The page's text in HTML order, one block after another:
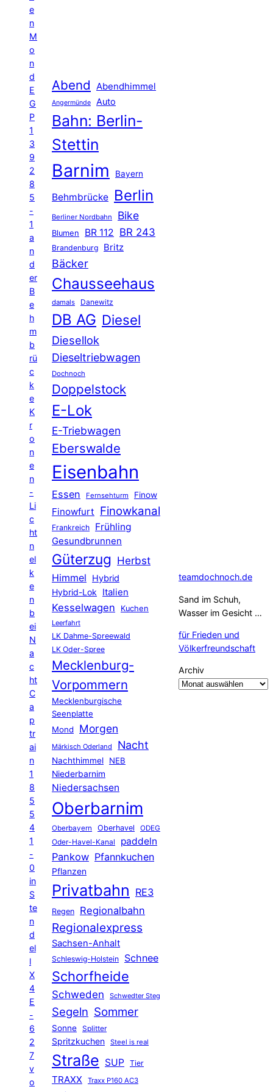
e
n
M
o
n
d
E
G
P
1
3
9
2
8
5
-
1
a
n
d
er
B
e
h
m
b
rü
c
k
e
K
r
o
n
e
n
-
Li
c
ht
n
el
k
e
n
b
ei
N
a
c
ht
C
a
p
tr
ai
n
1
8
5
5
4
1
-
0
in
S
te
n
d
el
l
X
4
E
-
6
2
7
v
o
Abend Abendhimmel
Angermünde Auto
Bahn: Berlin-
Stettin
Barnim Bayern
Behmbrücke Berlin
Berliner Nordbahn Bike
Blumen BR 112 BR 243
Brandenburg Britz
Bäcker
Chausseehaus
damals Danewitz
DB AG Diesel
Diesellok
Dieseltriebwagen
Dochnoch
Doppelstock
E-Lok
E-Triebwagen
Eberswalde
Eisenbahn
Essen Fernsehturm Finow
Finowfurt Finowkanal
Frankreich Frühling
Gesundbrunnen
Güterzug Herbst
Himmel
Hybrid
Hybrid-Lok Italien
Kesselwagen Kuchen
Leerfahrt
LK Dahme-Spreewald
LK Oder-Spree
Mecklenburg-
Vorpommern
Mecklenburgische
Seenplatte
Mond
Morgen
Märkisch Oderland Nacht
Nachthimmel
NEB
Niederbarnim
Niedersachsen
Oberbarnim
Oberbayern Oberhavel ODEG
Oder-Havel-Kanal paddeln
Pankow Pfannkuchen
Pflanzen
Privatbahn RE3
Regen Regionalbahn
Regionalexpress
Sachsen-Anhalt
Schleswig-Holstein Schnee
Schorfheide
Schweden Schwedter Steg
Segeln Sommer
Sonne Splitter
Spritzkuchen Steel is real
Straße SUP Tier
TRAXX Traxx P160 AC3
teamdochnoch.de
Sand im Schuh,
Wasser im Gesicht …
für Frieden und
Völkerfreundschaft
Archiv